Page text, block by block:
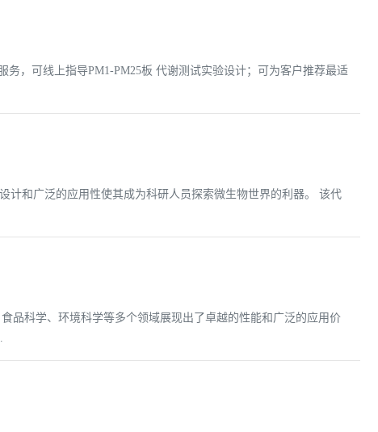
，可线上指导PM1-PM25板 代谢测试实验设计；可为客户推荐最适
计和广泛的应用性使其成为科研人员探索微生物世界的利器。 该代
品科学、环境科学等多个领域展现出了卓越的性能和广泛的应用价